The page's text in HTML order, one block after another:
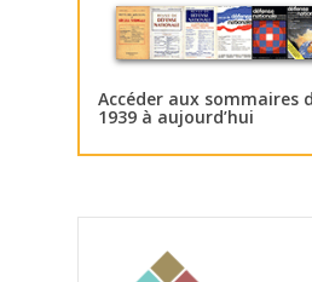
Accéder aux sommaires
1939 à aujourd’hui